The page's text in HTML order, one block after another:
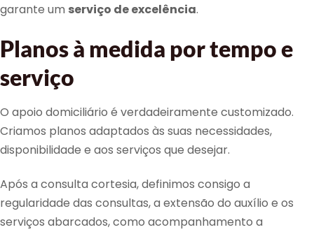
garante um serviço de excelência.
Planos à medida por tempo e
serviço
O apoio domiciliário é verdadeiramente customizado.
Criamos planos adaptados às suas necessidades,
disponibilidade e aos serviços que desejar.
Após a consulta cortesia, definimos consigo a
regularidade das consultas, a extensão do auxílio e os
serviços abarcados, como acompanhamento a